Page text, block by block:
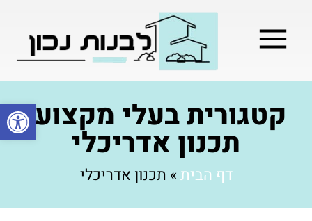
פתחקטגורית בעלי מקצוע:
תכנון אדריכלי
דף הבית» תכנון אדריכלי